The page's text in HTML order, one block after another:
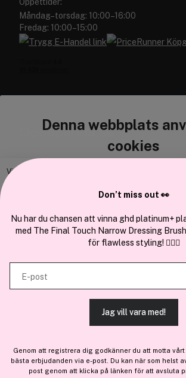
Denna webbplats
cookies
Vi använder enhetsidentifierare för att anpassa
och annan information från din enhet till de
och analysföretag som vi samarbetar med. Dessa
kombinera informationen med annan information
tillhandahållit eller som de har samlat in när du
tjänster.
TILLÅT ALLA COOKIES
VISA DETALJER
Öppettider:
Måndag–torsdag: 10:00–16:00
Fredag: 10:00–15:00
Cocopanda.se
En del avBrandsdal Group AS
Don’t miss out 👀
Nu har du chansen att vinna ghd platinum+
med The Final Touch Narrow Dressing
för flawless styling! 💇‍♀️✨
E-post
Jag vill vara med!
Genom att registrera dig godkänner du att motta
bästa erbjudanden via e-post. Du kan när som helst
post genom att klicka på länken för att avsluta